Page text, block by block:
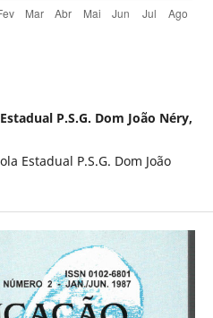
P.S.G. Dom João Néry,
Estadual P.S.G. Dom João